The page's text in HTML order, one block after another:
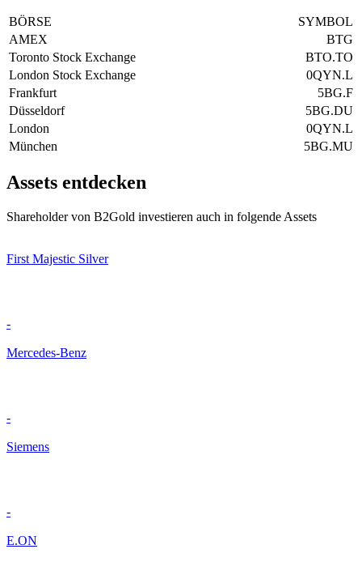
BÖRSE
SYMBOL
AMEX
BTG
Toronto Stock Exchange
BTO.TO
London Stock Exchange
0QYN.L
Frankfurt
5BG.F
Düsseldorf
5BG.DU
London
0QYN.L
München
5BG.MU
Assets entdecken
Shareholder von B2Gold investieren auch in folgende Assets
First Majestic Silver
-
Mercedes-Benz
-
Siemens
-
E.ON